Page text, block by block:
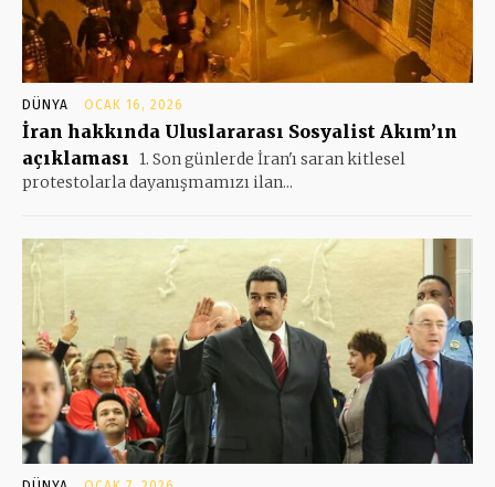
DÜNYA OCAK 16, 2026
İran hakkında Uluslararası Sosyalist Akım’ın
açıklaması
1. Son günlerde İran'ı saran kitlesel
protestolarla dayanışmamızı ilan...